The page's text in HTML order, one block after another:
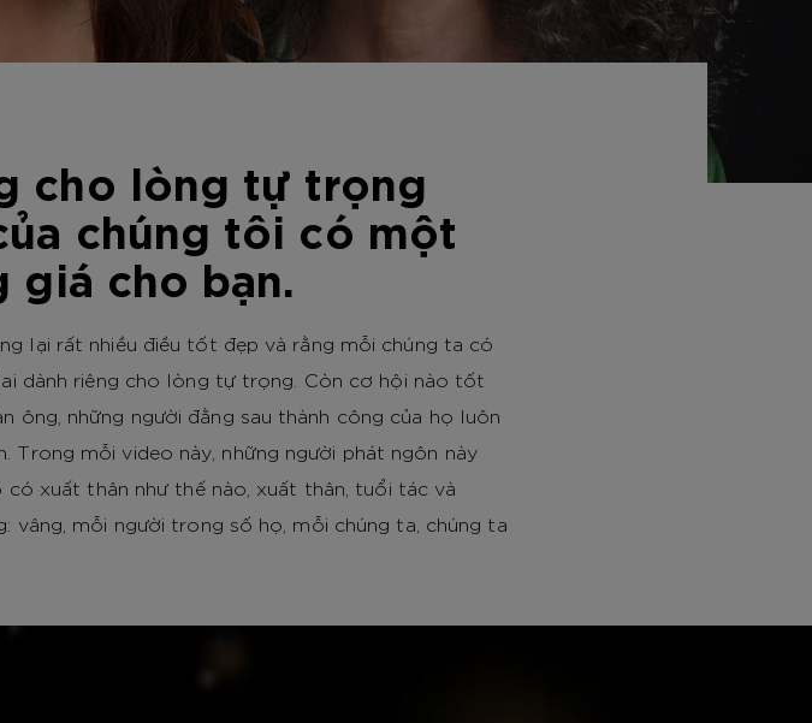
cho lòng tự trọng
chúng tôi có một
giá cho bạn.
lại rất nhiều điều tốt đẹp và rằng mỗi chúng ta có
dành riêng cho lòng tự trọng. Còn cơ hội nào tốt
ông, những người đằng sau thành công của họ luôn
Trong mỗi video này, những người phát ngôn này
xuất thân như thế nào, xuất thân, tuổi tác và
vâng, mỗi người trong số họ, mỗi chúng ta, chúng ta